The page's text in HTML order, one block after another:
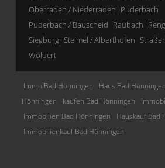
Oberraden / Niederraden Puderbach
Puderbach / Bauscheid Raubach
Siegburg Steimel / Alberthofen
Woldert
Immo Bad Hönningen Haus Bad Hönningen
Hönningen
kaufen Bad Hönningen
Immobilien Bad Hönningen
Hauskauf Bad
Immobilienkauf Bad Hönningen